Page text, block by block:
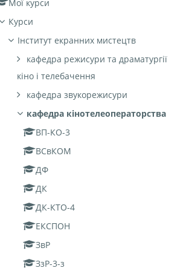
Мої курси
Курси
Інститут екранних мистецтв
кафедра режисури та драматургії
кіно і телебачення
кафедра звукорежисури
кафедра кінотелеоператорства
ВП-КО-3
ВСвКОМ
ДФ
ДК
ДК-КТО-4
ЕКСПОН
ЗвР
ЗзР-3-з